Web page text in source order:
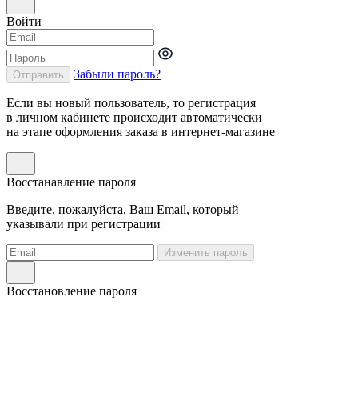
Войти
Отправить Забыли пароль?
Если вы новый пользователь, то регистрация
в личном кабинете происходит автоматически
на этапе оформления заказа в интернет-магазине
Восстанавление пароля
Введите, пожалуйста, Ваш Email, который
указывали при регистрации
Изменить пароль
Восстановление пароля